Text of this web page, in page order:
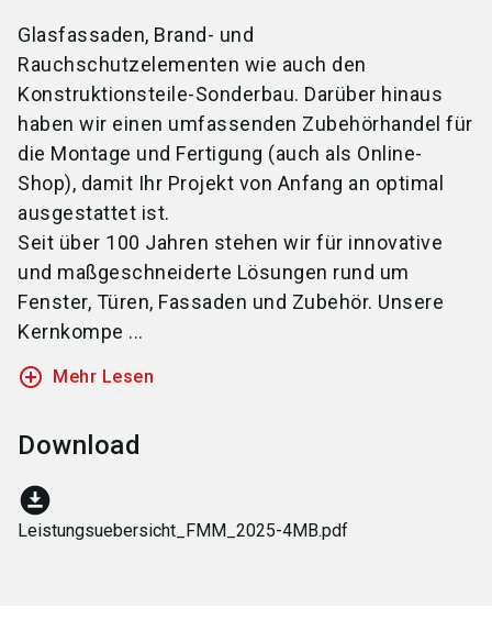
Glasfassaden, Brand- und
Rauchschutzelementen wie auch den
Konstruktionsteile-Sonderbau. Darüber hinaus
haben wir einen umfassenden Zubehörhandel für
die Montage und Fertigung (auch als Online-
Shop), damit Ihr Projekt von Anfang an optimal
ausgestattet ist.
Seit über 100 Jahren stehen wir für innovative
und maßgeschneiderte Lösungen rund um
Fenster, Türen, Fassaden und Zubehör. Unsere
Kernkompe ...
add_circle_outline Mehr Lesen
Download
download_for_offline
Leistungsuebersicht_FMM_2025-4MB.pdf